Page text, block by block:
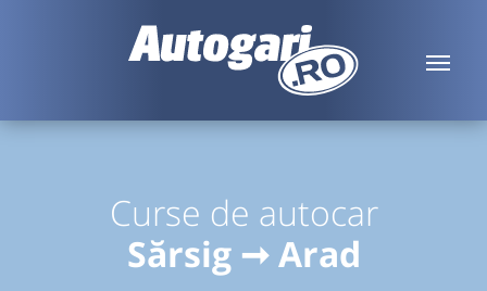
Curse de autocar
Sărsig ➞ Arad